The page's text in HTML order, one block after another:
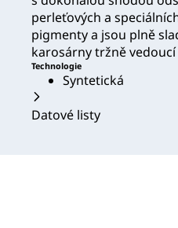
perleťových a
pigmenty a jsou plně
karosárny tržně
Technologie
Syntetická
Datové listy